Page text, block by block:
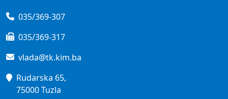
035/369-307
035/369-317
vlada@tk.kim.ba
Rudarska 65,
75000 Tuzla